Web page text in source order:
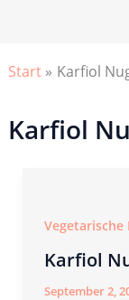
Start Karfiol
Karfiol
Vegetarische
Karfiol
September 2,